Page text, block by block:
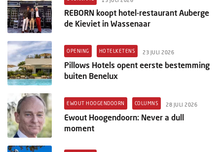
REBORN koopt hotel-restaurant Auberge
de Kieviet in Wassenaar
OPENING HOTELKETENS 23 JULI 2026
Pillows Hotels opent eerste bestemming
buiten Benelux
EWOUT HOOGENDOORN COLUMNS 28 JULI 2026
Ewout Hoogendoorn: Never a dull
moment